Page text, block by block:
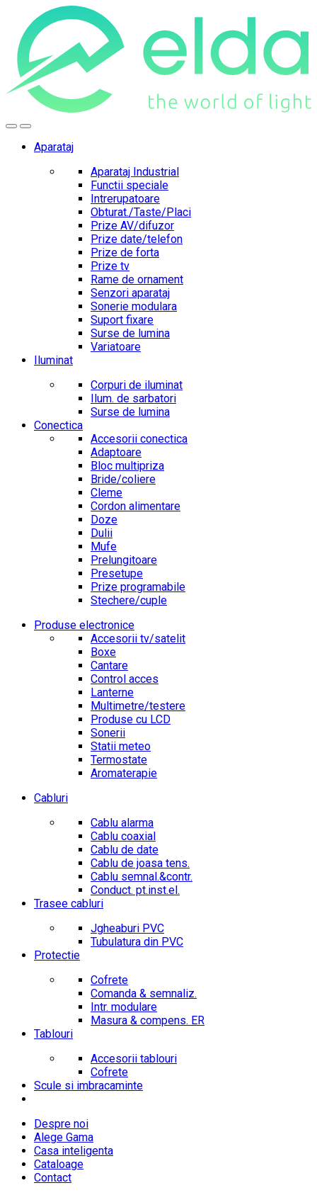
navigation
content
Aparataj
Aparataj Industrial
Functii speciale
Intrerupatoare
Obturat./Taste/Placi
Prize AV/difuzor
Prize date/telefon
Prize de forta
Prize tv
Rame de ornament
Senzori aparataj
Sonerie modulara
Suport fixare
Surse de lumina
Variatoare
Iluminat
Corpuri de iluminat
Ilum. de sarbatori
Surse de lumina
Conectica
Accesorii conectica
Adaptoare
Bloc multipriza
Bride/coliere
Cleme
Cordon alimentare
Doze
Dulii
Mufe
Prelungitoare
Presetupe
Prize programabile
Stechere/cuple
Produse electronice
Accesorii tv/satelit
Boxe
Cantare
Control acces
Lanterne
Multimetre/testere
Produse cu LCD
Sonerii
Statii meteo
Termostate
Aromaterapie
Cabluri
Cablu alarma
Cablu coaxial
Cablu de date
Cablu de joasa tens.
Cablu semnal.&contr.
Conduct. pt.inst.el.
Trasee cabluri
Jgheaburi PVC
Tubulatura din PVC
Protectie
Cofrete
Comanda & semnaliz.
Intr. modulare
Masura & compens. ER
Tablouri
Accesorii tablouri
Cofrete
Scule si imbracaminte
Despre noi
Alege Gama
Casa inteligenta
Cataloage
Contact